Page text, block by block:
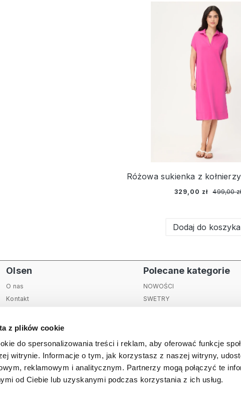
z plików cookie
do spersonalizowania treści i reklam, aby oferować funkcje
witrynie. Informacje o tym, jak korzystasz z naszej witryny,
reklamowym i analitycznym. Partnerzy mogą połączyć te
od Ciebie lub uzyskanymi podczas korzystania z ich usług.
329,00 zł 499,00 zł
Dodaj do koszyka
Olsen
O nas
Kontakt
Blog
Bezpieczeństwo produktów
Polecane kategorie
NOWOŚCI
SWETRY
MARYNARKI
Regulaminy promocji